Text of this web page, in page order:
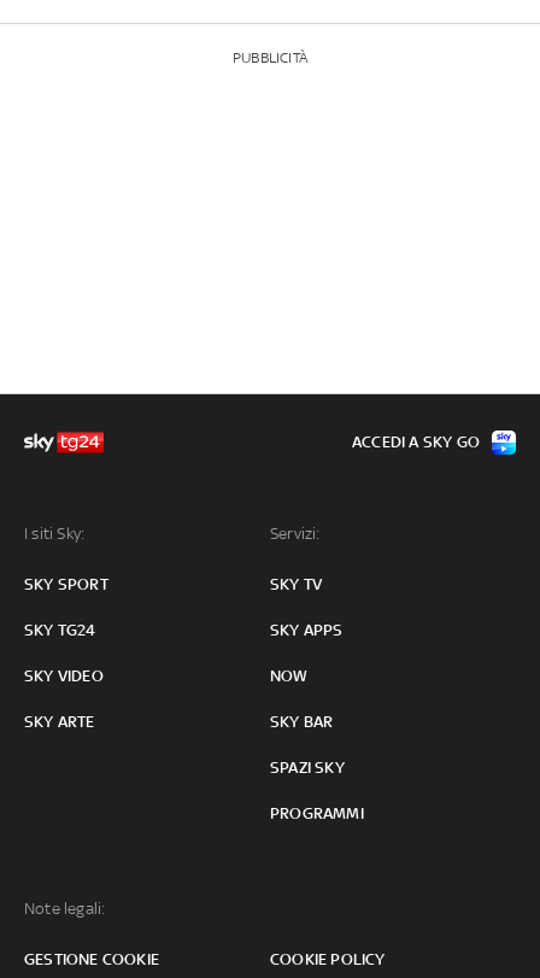
PUBBLICITÀ
I siti Sky:
SKY SPORT
SKY TG24
SKY VIDEO
SKY ARTE
Servizi:
SKY TV
SKY APPS
NOW
SKY BAR
SPAZI SKY
PROGRAMMI
Note legali:
GESTIONE COOKIE COOKIE POLICY
ACCEDI A SKY GO